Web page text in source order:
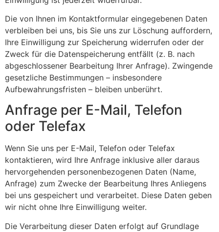
Die von Ihnen im Kontaktformular eingegebenen Daten
verbleiben bei uns, bis Sie uns zur Löschung auffordern,
Ihre Einwilligung zur Speicherung widerrufen oder der
Zweck für die Datenspeicherung entfällt (z. B. nach
abgeschlossener Bearbeitung Ihrer Anfrage). Zwingende
gesetzliche Bestimmungen – insbesondere
Aufbewahrungsfristen – bleiben unberührt.
Anfrage per E-Mail, Telefon
oder Telefax
Wenn Sie uns per E-Mail, Telefon oder Telefax
kontaktieren, wird Ihre Anfrage inklusive aller daraus
hervorgehenden personenbezogenen Daten (Name,
Anfrage) zum Zwecke der Bearbeitung Ihres Anliegens
bei uns gespeichert und verarbeitet. Diese Daten geben
wir nicht ohne Ihre Einwilligung weiter.
Die Verarbeitung dieser Daten erfolgt auf Grundlage